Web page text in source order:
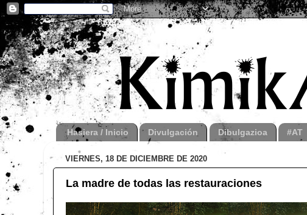
Hasiera / Inicio Divulgación Dibulgazioa #AT
VIERNES, 18 DE DICIEMBRE DE 2020
La madre de todas las restauraciones